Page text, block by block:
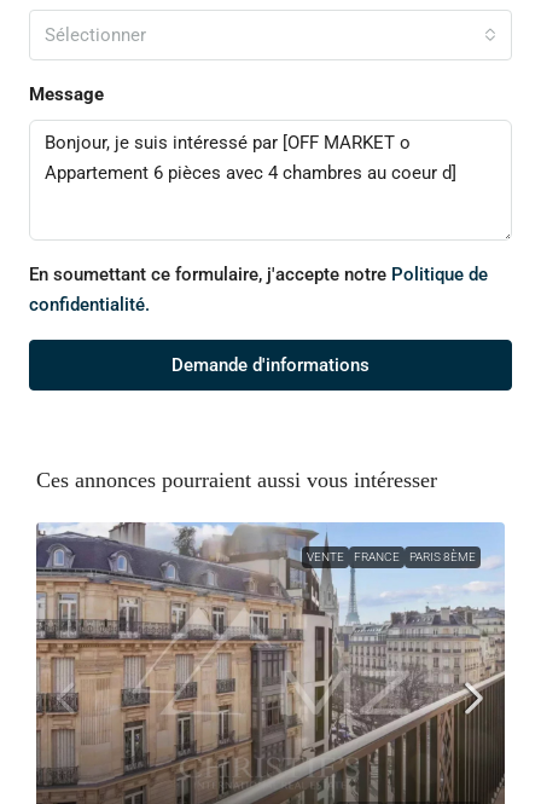
Sélectionner
Message
En soumettant ce formulaire, j'accepte notre Politique de
confidentialité.
Demande d'informations
Ces annonces pourraient aussi vous intéresser
VENTE FRANCE PARIS 8ÈME